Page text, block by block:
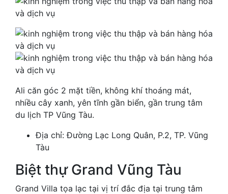
Ali căn góc 2 mặt tiền, không khí thoáng mát,
nhiều cây xanh, yên tĩnh gần biển, gần trung tâm
du lịch TP Vũng Tàu.
Địa chỉ: Đường Lạc Long Quân, P.2, TP. Vũng
Tàu
Biệt thự Grand Vũng Tàu
Grand Villa tọa lạc tại vị trí đắc địa tại trung tâm